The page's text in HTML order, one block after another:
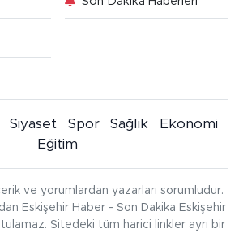
Siyaset Spor Sağlık
Ekonomi
Eğitim
ve yorumlardan yazarları sorumludur.
Eskişehir Haber - Son Dakika Eskişehir
Sitedeki tüm harici linkler ayrı bir